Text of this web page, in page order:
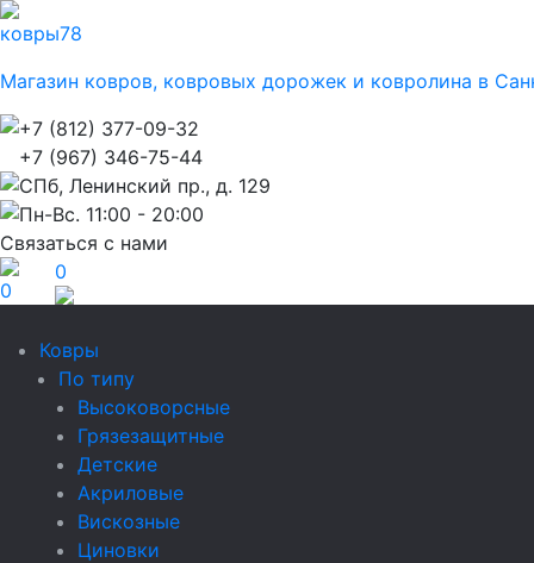
ковры78
Магазин ковров, ковровых дорожек и ковролина в
+7 (812) 377-09-32
+7 (967) 346-75-44
СПб, Ленинский пр., д. 129
Пн-Вс. 11:00 - 20:00
Связаться с нами
0
0
Ковры
По типу
Высоковорсные
Грязезащитные
Детские
Акриловые
Вискозные
Циновки